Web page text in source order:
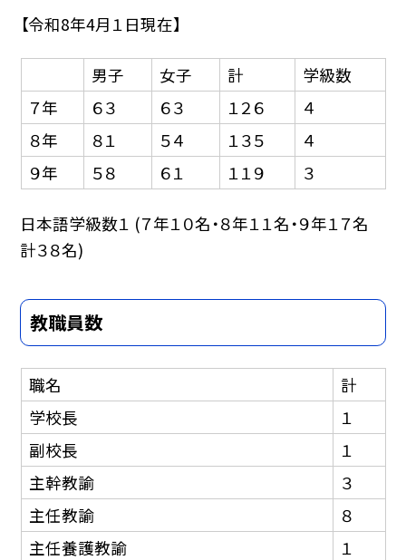
【令和8年4月１日現在】
男子 女子 計
学級数
７年
６３ ６３ １２６
４
８年
８１ ５４ １３５
４
９年
５８ ６１ １１９ ３
日本語学級数１ (７年１０名・８年１１名・９年１７名
計３８名)
教職員数
職名
計
学校長
１
副校長
１
主幹教諭
３
主任教諭
８
主任養護教諭
１